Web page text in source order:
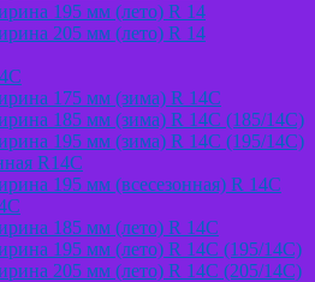
195 мм (лето) R 14
205 мм (лето) R 14
175 мм (зима) R 14С
185 мм (зима) R 14С (185/14С)
195 мм (зима) R 14С (195/14С)
R14C
195 мм (всесезонная) R 14C
185 мм (лето) R 14С
195 мм (лето) R 14С (195/14С)
205 мм (лето) R 14С (205/14С)